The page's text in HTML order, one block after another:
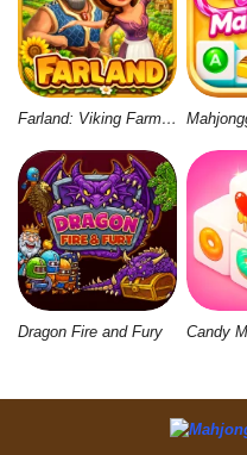
Farland: Viking Farm Village
Dragon Fire and Fury Candy